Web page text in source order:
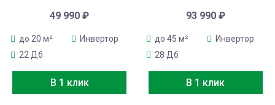
49 990₽
до 20 м²
Инвертор
22 Дб
В 1 клик
93 990 ₽
до 45 м²
Инвертор
28 Дб
В 1 клик